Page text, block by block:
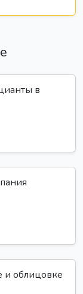
в
и облицовке